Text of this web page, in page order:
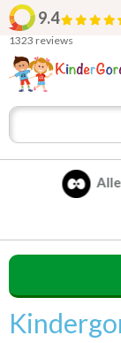
9.4
1323 reviews
Patronen en vormen